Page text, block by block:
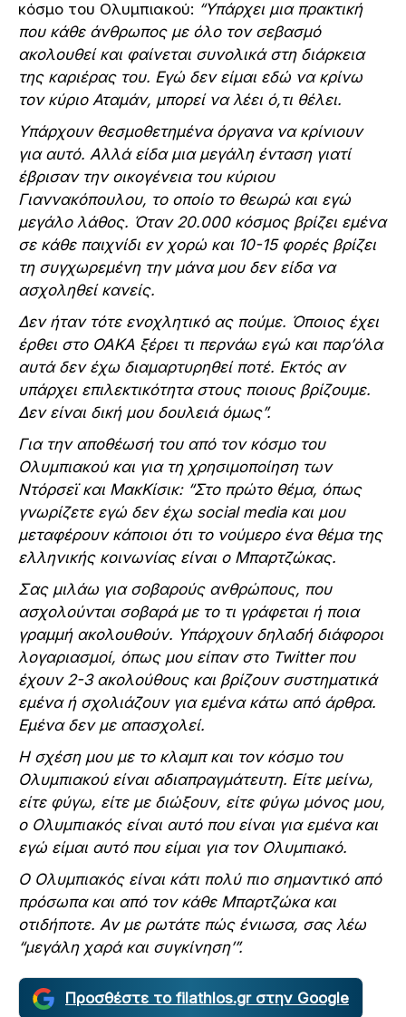
κόσμο του Ολυμπιακού: “Υπάρχει μια πρακτική
που κάθε άνθρωπος με όλο τον σεβασμό
ακολουθεί και φαίνεται συνολικά στη διάρκεια
της καριέρας του. Εγώ δεν είμαι εδώ να κρίνω
τον κύριο Αταμάν, μπορεί να λέει ό,τι θέλει.
Υπάρχουν θεσμοθετημένα όργανα να κρίνιουν
για αυτό. Αλλά είδα μια μεγάλη ένταση γιατί
έβρισαν την οικογένεια του κύριου
Γιαννακόπουλου, το οποίο το θεωρώ και εγώ
μεγάλο λάθος. Όταν 20.000 κόσμος βρίζει εμένα
σε κάθε παιχνίδι εν χορώ και 10-15 φορές βρίζει
τη συγχωρεμένη την μάνα μου δεν είδα να
ασχοληθεί κανείς.
Δεν ήταν τότε ενοχλητικό ας πούμε. Όποιος έχει
έρθει στο ΟΑΚΑ ξέρει τι περνάω εγώ και παρ’όλα
αυτά δεν έχω διαμαρτυρηθεί ποτέ. Εκτός αν
υπάρχει επιλεκτικότητα στους ποιους βρίζουμε.
Δεν είναι δική μου δουλειά όμως”.
Για την αποθέωσή του από τον κόσμο του
Ολυμπιακού και για τη χρησιμοποίηση των
Ντόρσεϊ και ΜακΚίσικ: “Στο πρώτο θέμα, όπως
γνωρίζετε εγώ δεν έχω social media και μου
μεταφέρουν κάποιοι ότι το νούμερο ένα θέμα της
ελληνικής κοινωνίας είναι ο Μπαρτζώκας.
Σας μιλάω για σοβαρούς ανθρώπους, που
ασχολούνται σοβαρά με το τι γράφεται ή ποια
γραμμή ακολουθούν. Υπάρχουν δηλαδή διάφοροι
λογαριασμοί, όπως μου είπαν στο Twitter που
έχουν 2-3 ακολούθους και βρίζουν συστηματικά
εμένα ή σχολιάζουν για εμένα κάτω από άρθρα.
Εμένα δεν με απασχολεί.
Η σχέση μου με το κλαμπ και τον κόσμο του
Ολυμπιακού είναι αδιαπραγμάτευτη. Είτε μείνω,
είτε φύγω, είτε με διώξουν, είτε φύγω μόνος μου,
ο Ολυμπιακός είναι αυτό που είναι για εμένα και
εγώ είμαι αυτό που είμαι για τον Ολυμπιακό.
Ο Ολυμπιακός είναι κάτι πολύ πιο σημαντικό από
πρόσωπα και από τον κάθε Μπαρτζώκα και
οτιδήποτε. Αν με ρωτάτε πώς ένιωσα, σας λέω
“μεγάλη χαρά και συγκίνηση’”.
Προσθέστε το filathlos.gr στην Google